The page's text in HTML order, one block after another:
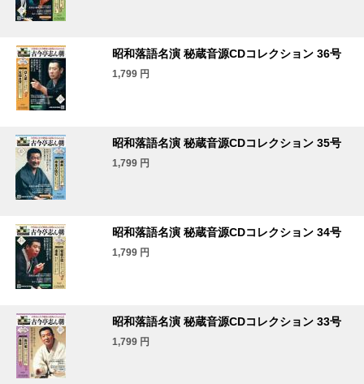
昭和落語名演 秘蔵音源CDコレクション 36号
1,799 円
昭和落語名演 秘蔵音源CDコレクション 35号
1,799 円
昭和落語名演 秘蔵音源CDコレクション 34号
1,799 円
昭和落語名演 秘蔵音源CDコレクション 33号
1,799 円